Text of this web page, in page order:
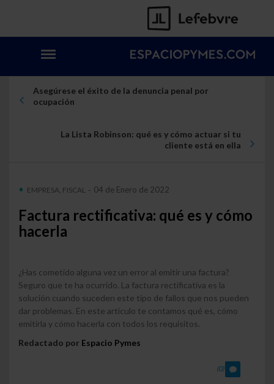
Asegúrese el éxito de la denuncia penal por
ocupación
La Lista Robinson: qué es y cómo actuar si tu
cliente está en ella
EMPRESA, FISCAL - 04 de Enero de 2022
Factura rectificativa: qué es y cómo
hacerla
¿Has cometido alguna vez un error al emitir una factura?
Seguro que te ha ocurrido. La factura rectificativa es la
solución cuando suceden este tipo de fallos que nos pueden
dar problemas. En este artículo te contamos qué es, cómo
emitirla y cómo hacerla con todos los requisitos.
Redactado por Espacio Pymes
(0)